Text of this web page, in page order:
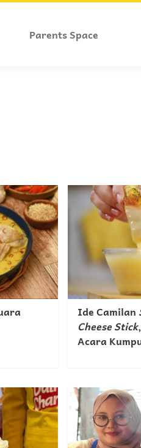
Parents Space
Ide Camilan
Cheese Stick
Acara